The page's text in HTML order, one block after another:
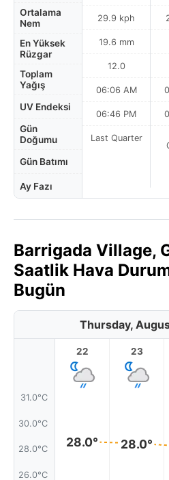
Ortalama
Nem
En Yüksek
Rüzgar
Toplam
Yağış
UV Endeksi
Gün
Doğumu
Gün Batımı
Ay Fazı
29.9 kph
19.6 mm
12.0
06:06 AM
06:46 PM
Last Quarter
Barrigada Village,
Saatlik Hava
Bugün
Thursday,
31.0°C
30.0°C
28.0°C
26.0°C
22
28.0°
23
28.0°